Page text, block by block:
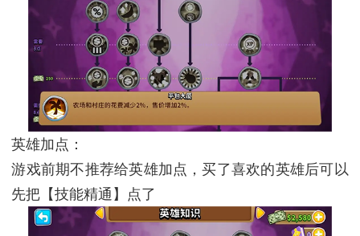
英雄加点：
游戏前期不推荐给英雄加点，买了喜欢的英雄后可以
先把【技能精通】点了